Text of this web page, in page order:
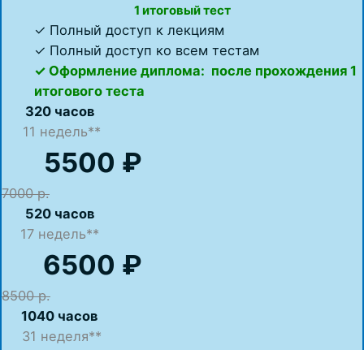
1 итоговый тест
✓ Полный доступ к лекциям
✓ Полный доступ ко всем тестам
✓ Оформление диплома: после прохождения 1
итогового теста
320 часов
11 недель**
5500 ₽
7000 р.
520 часов
17недель**
6500 ₽
8500 р.
1040 часов
31 неделя**